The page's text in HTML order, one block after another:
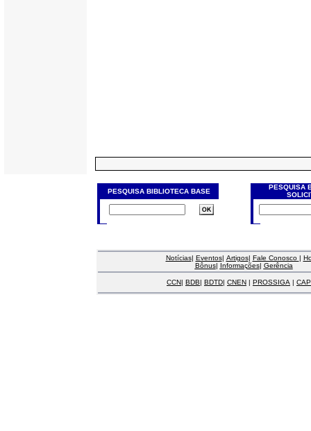
PESQUISA BIBLIOTECA BASE
PESQUISA
Notícias| Eventos| Artigos| Fale Conosco |
Bônus| Informações| Gerência
CCN| BDB| BDTD| CNEN | PROSSIGA |